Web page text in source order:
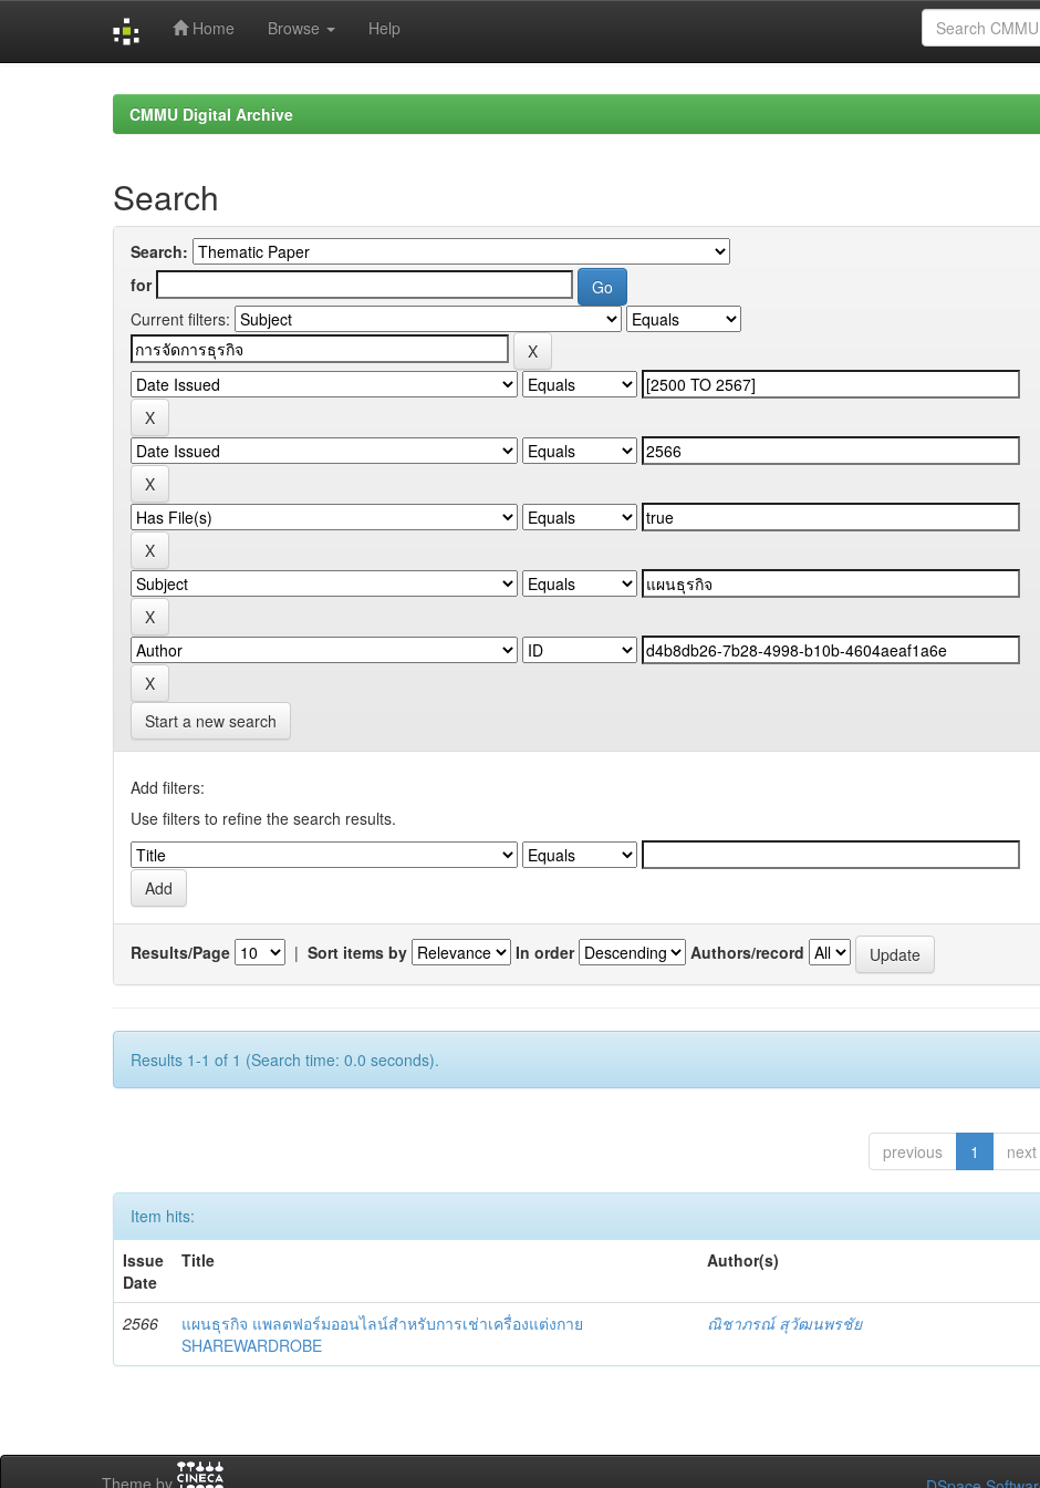
Home Browse Help
CMMU Digital Archive
Search
Search:
for
Current filters:
Start a new search
Add filters:
Use filters to refine the search results.
Results/Page | Sort items by In order Authors/record
Results 1-1 of 1 (Search time: 0.0 seconds).
previous 1 next
Item hits:
Issue
Date
Title Author(s)
2566
แผนธุรกิจ แพลตฟอร์มออนไลน์สำหรับการเช่าเครื่องแต่งกาย
SHAREWARDROBE
ณิชาภรณ์ สุวัฒนพรชัย